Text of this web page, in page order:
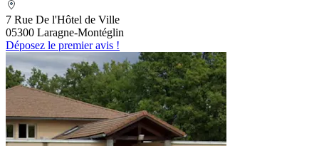
7 Rue De l'Hôtel de Ville
05300 Laragne-Montéglin
Déposez le premier avis !